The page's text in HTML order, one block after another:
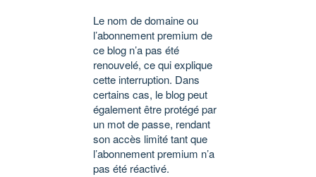
Le nom de domaine ou
l’abonnement premium de
ce blog n’a pas été
renouvelé, ce qui explique
cette interruption. Dans
certains cas, le blog peut
également être protégé par
un mot de passe, rendant
son accès limité tant que
l’abonnement premium n’a
pas été réactivé.